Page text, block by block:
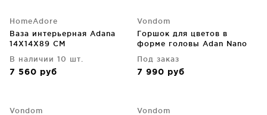
HomeAdore
Ваза интерьерная Adana
14X14X89 CM
В наличии 10 шт.
7 560 руб
Vondom
Горшок для цветов в
форме головы Adan Nano
Под заказ
7 990 руб
Vondom Vondom